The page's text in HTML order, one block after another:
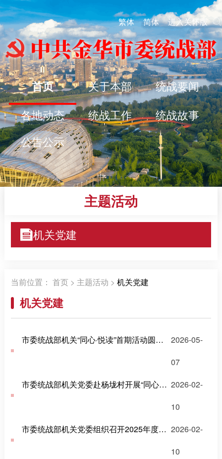
繁体 简体 进入关怀版
首页 关于本部 统战要闻
各地动态 统战工作 统战故事
公告公示
主题活动
机关党建
机关党建
当前位置： 首页 > 主题活动 >机关党建
市委统战部机关“同心·悦读”首期活动圆满开展
2026-05-
07
市委统战部机关党委赴杨垅村开展“同心送福”活动 2026-02-
10
市委统战部机关党委组织召开2025年度党支部书记抓党建工作述职评议会 2026-02-
10